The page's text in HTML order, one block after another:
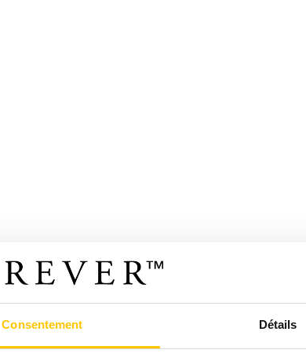
Consentement Détails